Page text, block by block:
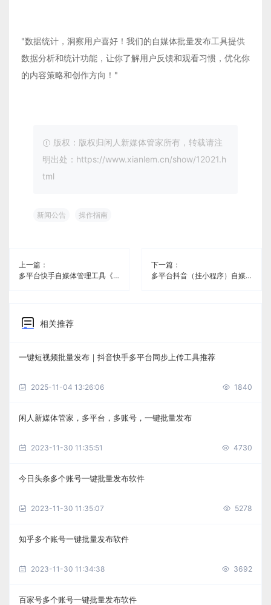
"数据统计，洞察用户喜好！我们的自媒体批量发布工具提供
数据分析和统计功能，让你了解用户反馈和观看习惯，优化你
的内容策略和创作方向！"
版权：版权归闲人新媒体管家所有，转载请注
明出处：https://www.xianlem.cn/show/12021.h
tml
新闻公告 操作指南
上一篇：
多平台快手自媒体管理工具《闲人新媒体管家》
下一篇：
多平台抖音（挂小程序）自媒体管理工具《闲人新媒体管家》
相关推荐
一键短视频批量发布｜抖音快手多平台同步上传工具推荐
2025-11-04 13:26:06 1840
闲人新媒体管家，多平台，多账号，一键批量发布
2023-11-30 11:35:51 4730
今日头条多个账号一键批量发布软件
2023-11-30 11:35:07 5278
知乎多个账号一键批量发布软件
2023-11-30 11:34:38 3692
百家号多个账号一键批量发布软件